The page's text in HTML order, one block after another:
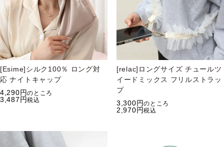
[Esime]シルク100％ ロング対
応 ナイトキャップ
4,290
のところ
3,487 税込
[relac]ロングサイズ チュールツ
イードミックス フリルストラッ
プ
3,300
のところ
2,970 税込